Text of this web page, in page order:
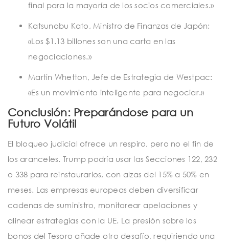
final para la mayoría de los socios comerciales.»
Katsunobu Kato, Ministro de Finanzas de Japón:
«Los $1.13 billones son una carta en las
negociaciones.»
Martin Whetton, Jefe de Estrategia de Westpac:
«Es un movimiento inteligente para negociar.»
Conclusión: Preparándose para un
Futuro Volátil
El bloqueo judicial ofrece un respiro, pero no el fin de
los aranceles. Trump podría usar las Secciones 122, 232
o 338 para reinstaurarlos, con alzas del 15% a 50% en
meses. Las empresas europeas deben diversificar
cadenas de suministro, monitorear apelaciones y
alinear estrategias con la UE. La presión sobre los
bonos del Tesoro añade otro desafío, requiriendo una